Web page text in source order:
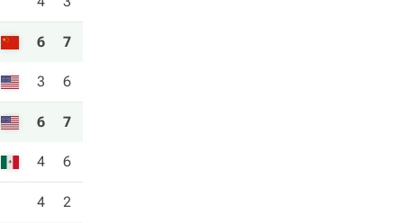
6 7
3 6
6 7
4 6
4 2